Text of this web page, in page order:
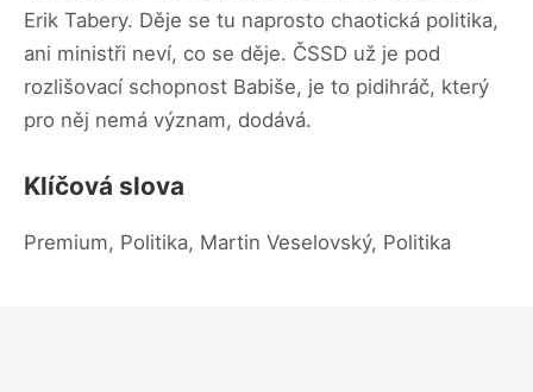
Erik Tabery. Děje se tu naprosto chaotická politika,
ani ministři neví, co se děje. ČSSD už je pod
rozlišovací schopnost Babiše, je to pidihráč, který
pro něj nemá význam, dodává.
Klíčová slova
Premium, Politika, Martin Veselovský, Politika